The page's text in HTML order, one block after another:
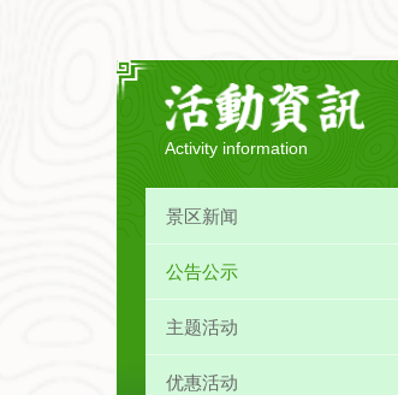
Activity information
景区新闻
公告公示
主题活动
优惠活动